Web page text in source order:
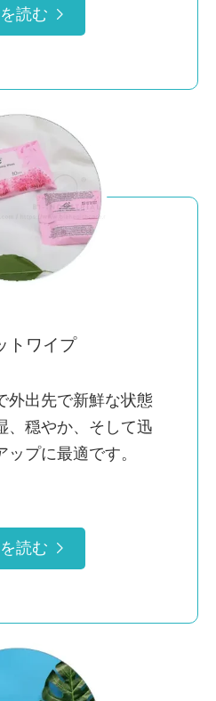
読む 
トワイプ
外出先で新鮮な状態
、穏やか、そして迅
プに最適です。
読む 